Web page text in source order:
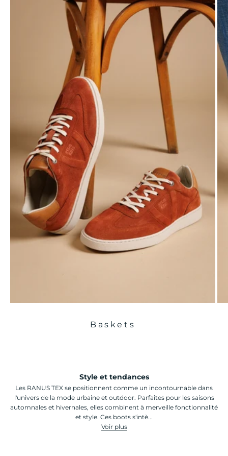
Baskets
Style et tendances
Les RANUS TEX se positionnent comme un incontournable dans
l'univers de la mode urbaine et outdoor. Parfaites pour les saisons
automnales et hivernales, elles combinent à merveille fonctionnalité
et style. Ces boots s'intè...
Voir plus